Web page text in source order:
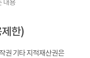
내용
한)
권 기타 지적재산권은